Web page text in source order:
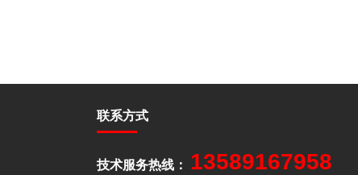
联系方式
技术服务热线： 13589167958